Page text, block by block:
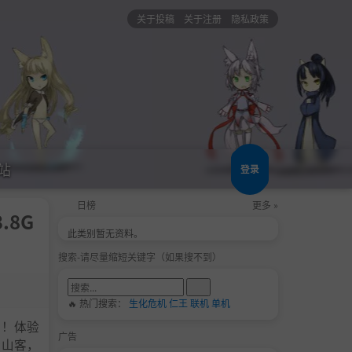
关于投稿 关于注册 隐私政策
登录
体验
客，
日榜 更多 »
此类别暂无资料。
搜索-请尽量缩短关键字（如果搜不到）
🔥 热门搜索： 生化危机仁王 联机单机
广告